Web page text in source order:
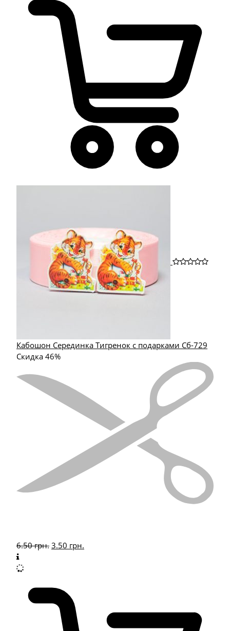
Кабошон Серединка Тигренок с подарками Сб-729
Скидка 46%
6.50грн. 3.50 грн.